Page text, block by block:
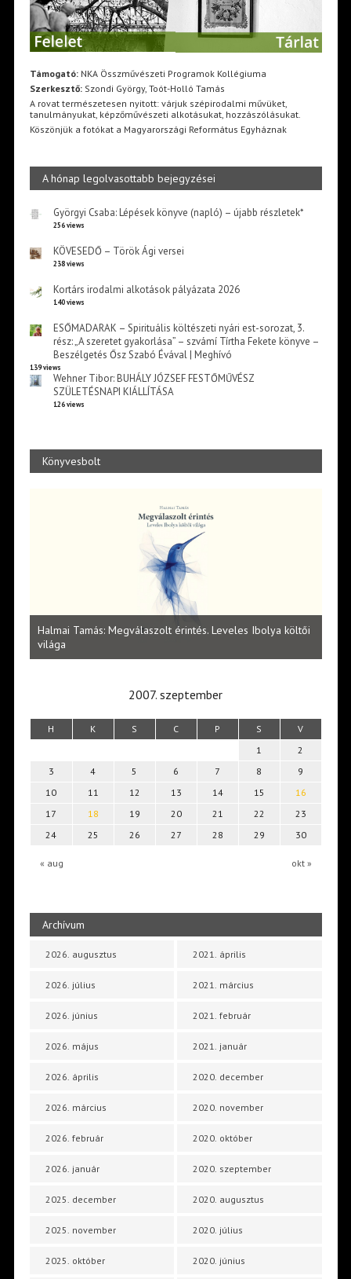
Támogató:NKA Összművészeti Programok Kollégiuma
Szerkesztő:Szondi György, Toót-Holló Tamás
A rovat természetesen nyitott: várjuk szépirodalmi művüket,
tanulmányukat, képzőművészeti alkotásukat, hozzászólásukat.
Köszönjük a fotókat a Magyarországi Református Egyháznak
A hónap legolvasottabb bejegyzései
Györgyi Csaba: Lépések könyve (napló) – újabb részletek*
256 views
KÖVESEDŐ – Török Ági versei
238 views
Kortárs irodalmi alkotások pályázata 2026
140 views
ESŐMADARAK – Spirituális költészeti nyári est-sorozat, 3.
rész: „A szeretet gyakorlása” – szvámí Tírtha Fekete könyve –
Beszélgetés Ősz Szabó Évával | Meghívó
139 views
Wehner Tibor: BUHÁLY JÓZSEF FESTŐMŰVÉSZ
SZÜLETÉSNAPI KIÁLLÍTÁSA
126 views
Könyvesbolt
Halmai Tamás: Megválaszolt érintés. Leveles Ibolya költői
világa
2007. szeptember
H K S C P S V
« aug okt »
1
2
3
4 5 6 7 8
9
10
11 12 13 14 15
16
17
18 19 20 21 22
23
24
25 26 27 28 29 30
Archívum
2026. augusztus
2026. július
2026. június
2026. május
2026. április
2026. március
2026. február
2026. január
2025. december
2025. november
2025. október
2021. április
2021. március
2021. február
2021. január
2020. december
2020. november
2020. október
2020. szeptember
2020. augusztus
2020. július
2020. június